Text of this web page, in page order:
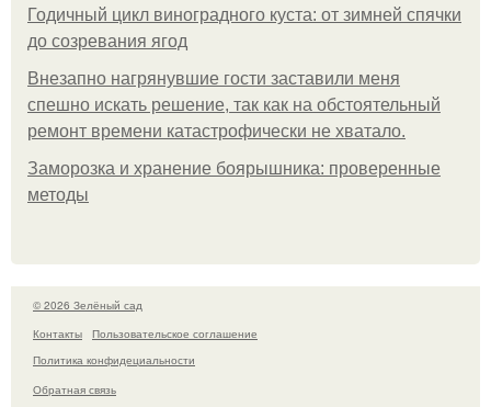
Годичный цикл виноградного куста: от зимней спячки
до созревания ягод
Внезапно нагрянувшие гости заставили меня
спешно искать решение, так как на обстоятельный
ремонт времени катастрофически не хватало.
Заморозка и хранение боярышника: проверенные
методы
© 2026 Зелёный сад
Контакты
Пользовательское соглашение
Политика конфидециальности
Обратная связь